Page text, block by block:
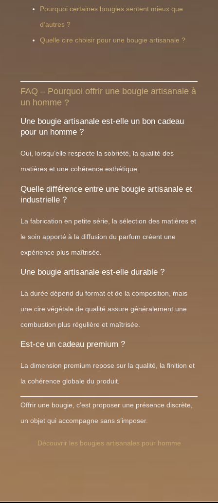
Pourquoi certaines bougies sentent mieux que
d’autres ?
Quelle cire choisir pour une bougie artisanale ?
FAQ – Pourquoi offrir une bougie artisanale à
un homme ?
Une bougie artisanale est-elle un bon cadeau
pour un homme ?
Oui, lorsqu’elle respecte la sobriété, la qualité des
matières et une cohérence esthétique.
Quelle différence entre une bougie artisanale et
industrielle ?
La fabrication en petite série, la sélection des matières et
le soin apporté à la diffusion du parfum créent une
expérience plus maîtrisée.
Une bougie artisanale est-elle durable ?
La durée dépend du format et de la composition, mais
une cire végétale de qualité assure généralement une
combustion plus régulière et maîtrisée.
Est-ce un cadeau premium ?
La dimension premium repose sur la qualité, la finition et
la cohérence globale du produit.
Offrir une bougie, c’est proposer une présence discrète,
un objet qui accompagne sans s’imposer.
Découvrir les bougies artisanales pour homme